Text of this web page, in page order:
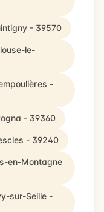
- 39570
le-
-
- 39360
- 39240
en-Montagne
sur-Seille -